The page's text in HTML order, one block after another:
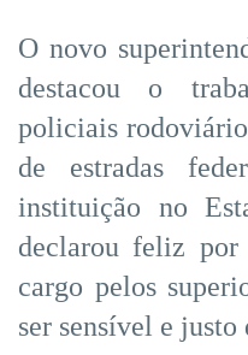
O novo
destacou o
policiais
de estradas
instituição no
declarou feliz
cargo pelos
ser sensível e